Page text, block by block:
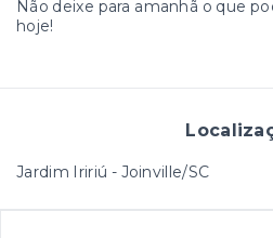
Não deixe para amanhã o que
hoje!
Jardim Iririú - Joinville/SC